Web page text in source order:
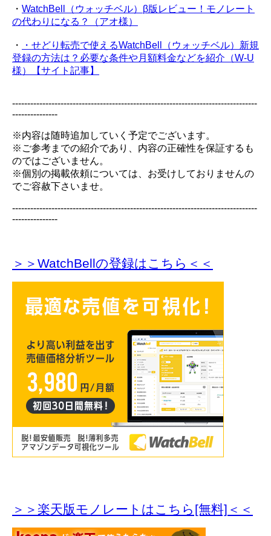
・ WatchBell（ウォッチベル）β版レビュー！モノレート
の代わりになる？（アオ様）
・
・せどり転売で使えるWatchBell（ウォッチベル）新規
登録の方法は？必要な条件や月額料金などを紹介（W-U
様）【サイト記事】
---------------------------------------------------------------------------------
---------------
※内容は随時追加していく予定でございます。
※ご参考までの紹介であり、内容の正確性を保証するも
のではございません。
※個別の掲載依頼については、お受けしておりませんの
でご容赦下さいませ。
---------------------------------------------------------------------------------
---------------
＞＞WatchBellの登録はこちら＜＜
＞＞楽天版モノレートはこちら[無料]＜＜